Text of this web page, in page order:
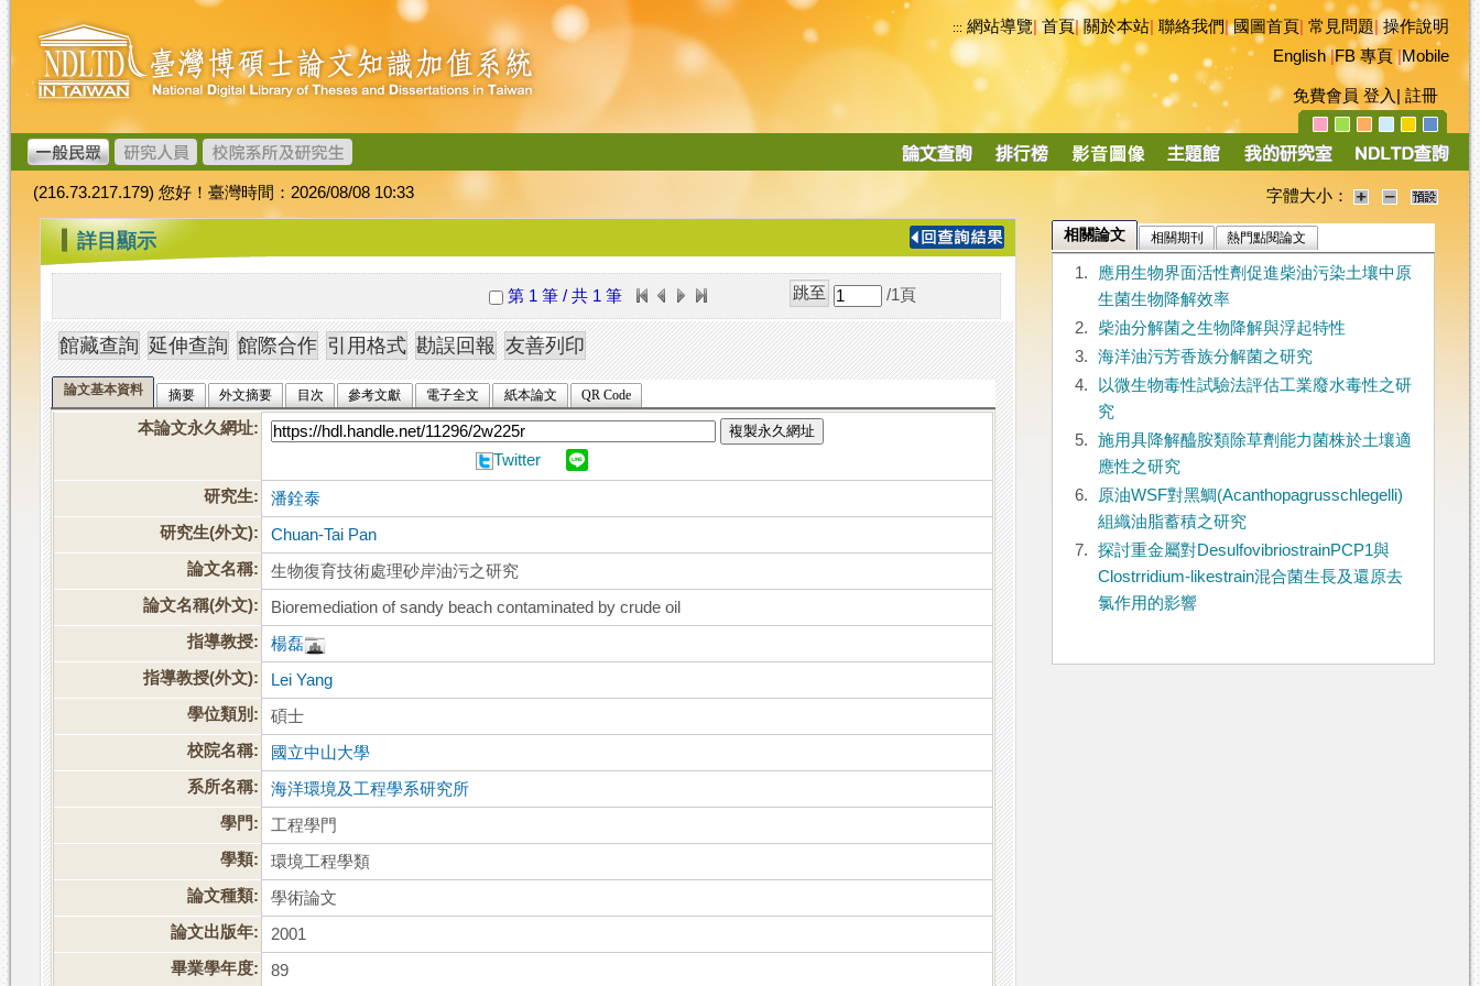
跳
到
主
要
內
容
臺
灣
博
碩
士
論
文
加
值
系
統
::: 網站導覽|首頁|關於本站 聯絡我們|國圖首頁 常見問題|操作說明
English|FB 專頁|Mobile
免費會員 登入 註冊
導
(216.73.217.179) 您好！臺灣時間：2026/08/08 10:33 字體大小：
::: 詳目顯示
第 1 筆 / 共 1 筆 /1 頁
論文基本資料 摘要 外文摘要 目次 參考文獻 電子全文 紙本論文 QR Code
本論文永久網址: 複製永久網址
Twitter
研究生:
潘銓泰
研究生(外文):
Chuan-Tai Pan
論文名稱:
生物復育技術處理砂岸油污之研究
論文名稱(外文):
Bioremediation of sandy beach contaminated by crude oil
指導教授:
楊磊
指導教授(外文):
Lei Yang
學位類別:
碩士
校院名稱:
國立中山大學
系所名稱:
海洋環境及工程學系研究所
學門:
工程學門
學類:
環境工程學類
論文種類:
學術論文
論文出版年:
2001
畢業學年度:
89
相關論文 相關期刊 熱門點閱論文
1.
應用生物界面活性劑促進柴油污染土壤中原
生菌生物降解效率
2.
柴油分解菌之生物降解與浮起特性
3.
海洋油污芳香族分解菌之研究
4.
以微生物毒性試驗法評估工業廢水毒性之研
究
5.
施用具降解醯胺類除草劑能力菌株於土壤適
應性之研究
6.
原油WSF對黑鯛(Acanthopagrusschlegelli)
組織油脂蓄積之研究
7.
探討重金屬對DesulfovibriostrainPCP1與
Clostrridium-likestrain混合菌生長及還原去
氯作用的影響